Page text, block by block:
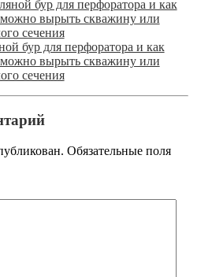
бур для перфоратора и как
вырыть скважину или
сечения
Обязательные поля